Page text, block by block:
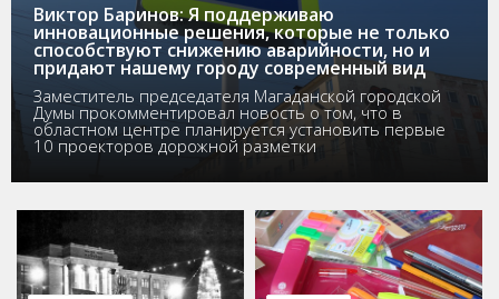
Виктор Баринов: Я поддерживаю
инновационные решения, которые не только
способствуют снижению аварийности, но и
придают нашему городу современный вид
Заместитель председателя Магаданской городской
Думы прокомментировал новость о том, что в
областном центре планируется установить первые
10 проекторов дорожной разметки